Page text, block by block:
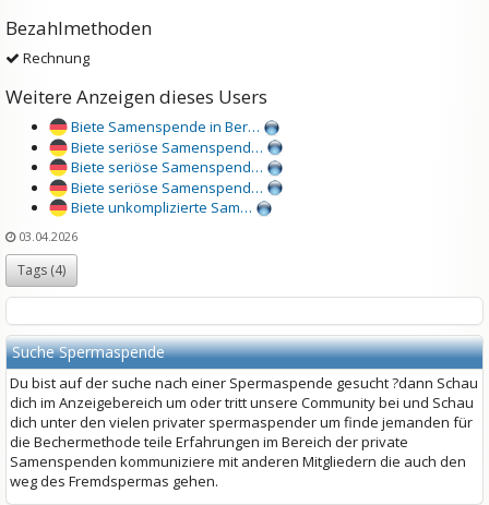
Bezahlmethoden
Rechnung
Weitere Anzeigen dieses Users
Biete Samenspende in Ber…
Biete seriöse Samenspend…
Biete seriöse Samenspend…
Biete seriöse Samenspend…
Biete unkomplizierte Sam…
03.04.2026
Tags (4)
Suche Spermaspende
Du bist auf der suche nach einer Spermaspende gesucht ?dann Schau
dich im Anzeigebereich um oder tritt unsere Community bei und Schau
dich unter den vielen privater spermaspender um finde jemanden für
die Bechermethode teile Erfahrungen im Bereich der private
Samenspenden kommuniziere mit anderen Mitgliedern die auch den
weg des Fremdspermas gehen.